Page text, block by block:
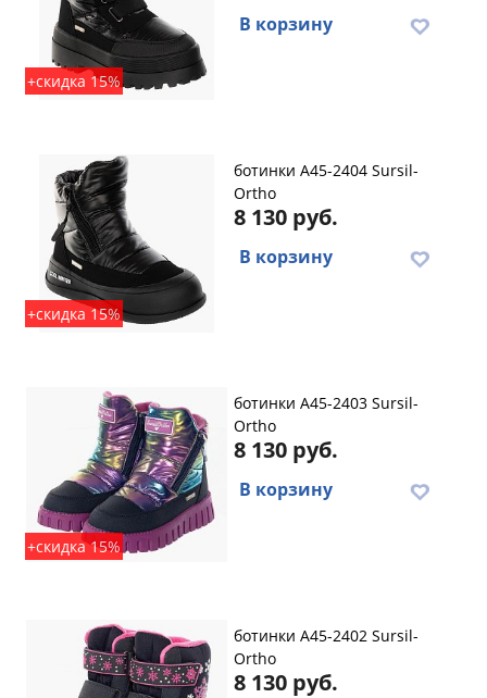
+скидка 15%
В корзину
+скидка 15%
ботинки A45-2404 Sursil-
Ortho
8 130 руб.
В корзину
+скидка 15%
ботинки A45-2403 Sursil-
Ortho
8 130 руб.
В корзину
ботинки A45-2402 Sursil-
Ortho
8 130 руб.